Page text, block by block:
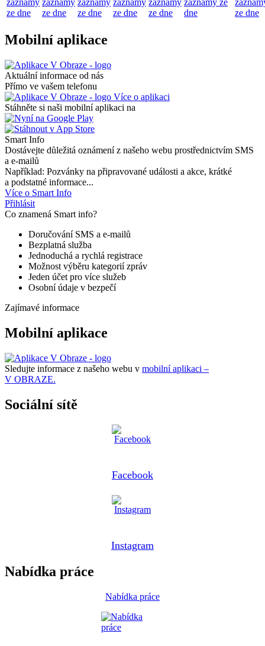
záznamy
ze dne
záznamy
ze dne
záznamy
ze dne
záznamy
ze dne
záznamy
ze dne
záznamy ze
dne
ze dne
Mobilní aplikace
Aktuální informace od nás
Přímo ve vašem telefonu
Více o aplikaci
Stáhněte si naši mobilní aplikaci na
Smart Info
Dostávejte důležitá oznámení z našeho webu prostřednictvím SMS
a e-mailů
Například: Pozvánky na připravované události a akce, krátké
a podstatné informace...
Více o Smart Info
Přihlásit
Co znamená Smart info?
Doručování SMS a e-mailů
Bezplatná služba
Jednoduchá a rychlá registrace
Možnost výběru kategorií zpráv
Jeden účet pro více služeb
Osobní údaje v bezpečí
Zajímavé informace
Mobilní aplikace
Sledujte informace z našeho webu v mobilní aplikaci –
V OBRAZE.
Sociální sítě
Facebook
Instagram
Nabídka práce
Nabídka práce